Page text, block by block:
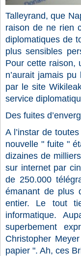
Talleyrand, que
raison de ne rien
diplomatiques de
plus sensibles
Pour cette raison,
n’aurait jamais
par le site
service
Des fuites
A l’instar de
nouvelle " fuite "
dizaines de
sur internet par
de 250.000
émanant de plus
entier. Le tout
informatique.
superbement
Christopher
papier ". Ah, ces